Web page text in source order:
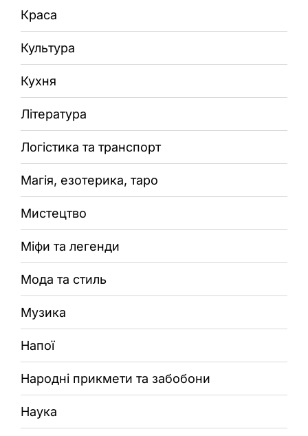
Краса
Культура
Кухня
Література
Логістика та транспорт
Магія, езотерика, таро
Мистецтво
Міфи та легенди
Мода та стиль
Музика
Напої
Народні прикмети та забобони
Наука